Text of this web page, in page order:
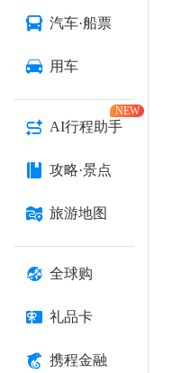
汽车·船票
用车
AI行程助手
NEW
攻略·景点
旅游地图
全球购
礼品卡
携程金融